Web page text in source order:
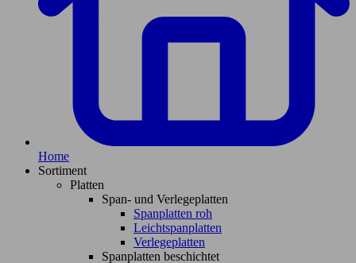
Home
Sortiment
Platten
Span- und Verlegeplatten
Spanplatten roh
Leichtspanplatten
Verlegeplatten
Spanplatten beschichtet